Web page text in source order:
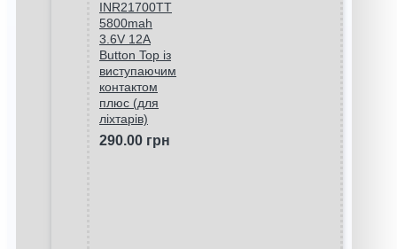
INR21700TT
5800mah
3.6V 12A
Button Top із
виступаючим
контактом
плюс (для
ліхтарів)
290.00 грн